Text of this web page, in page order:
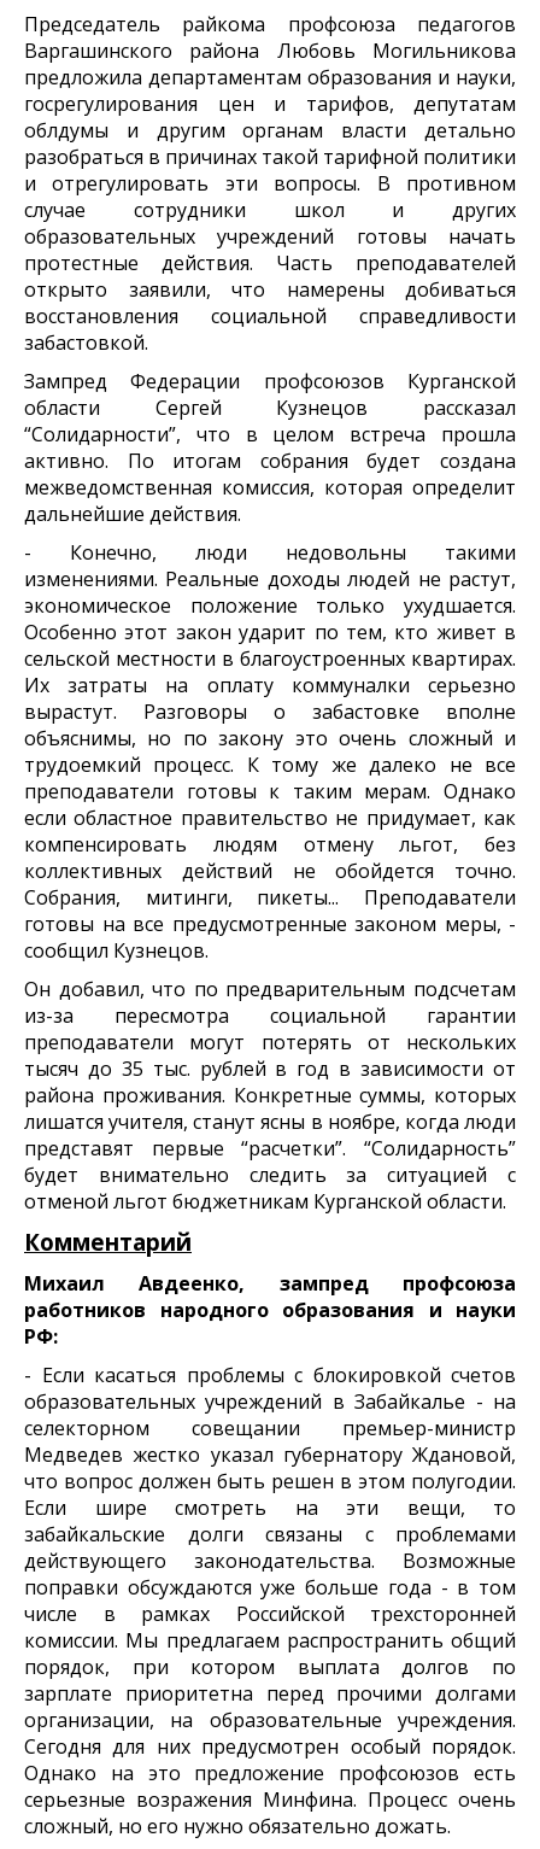
Председатель райкома профсоюза педагогов
Варгашинского района Любовь Могильникова
предложила департаментам образования и науки,
госрегулирования цен и тарифов, депутатам
облдумы и другим органам власти детально
разобраться в причинах такой тарифной политики
и отрегулировать эти вопросы. В противном
случае сотрудники школ и других
образовательных учреждений готовы начать
протестные действия. Часть преподавателей
открыто заявили, что намерены добиваться
восстановления социальной справедливости
забастовкой.
Зампред Федерации профсоюзов Курганской
области Сергей Кузнецов рассказал
“Солидарности”, что в целом встреча прошла
активно. По итогам собрания будет создана
межведомственная комиссия, которая определит
дальнейшие действия.
- Конечно, люди недовольны такими
изменениями. Реальные доходы людей не растут,
экономическое положение только ухудшается.
Особенно этот закон ударит по тем, кто живет в
сельской местности в благоустроенных квартирах.
Их затраты на оплату коммуналки серьезно
вырастут. Разговоры о забастовке вполне
объяснимы, но по закону это очень сложный и
трудоемкий процесс. К тому же далеко не все
преподаватели готовы к таким мерам. Однако
если областное правительство не придумает, как
компенсировать людям отмену льгот, без
коллективных действий не обойдется точно.
Собрания, митинги, пикеты... Преподаватели
готовы на все предусмотренные законом меры, -
сообщил Кузнецов.
Он добавил, что по предварительным подсчетам
из-за пересмотра социальной гарантии
преподаватели могут потерять от нескольких
тысяч до 35 тыс. рублей в год в зависимости от
района проживания. Конкретные суммы, которых
лишатся учителя, станут ясны в ноябре, когда люди
представят первые “расчетки”. “Солидарность”
будет внимательно следить за ситуацией с
отменой льгот бюджетникам Курганской области.
Комментарий
Михаил Авдеенко, зампред профсоюза
работников народного образования и науки
РФ:
- Если касаться проблемы с блокировкой счетов
образовательных учреждений в Забайкалье - на
селекторном совещании премьер-министр
Медведев жестко указал губернатору Ждановой,
что вопрос должен быть решен в этом полугодии.
Если шире смотреть на эти вещи, то
забайкальские долги связаны с проблемами
действующего законодательства. Возможные
поправки обсуждаются уже больше года - в том
числе в рамках Российской трехсторонней
комиссии. Мы предлагаем распространить общий
порядок, при котором выплата долгов по
зарплате приоритетна перед прочими долгами
организации, на образовательные учреждения.
Сегодня для них предусмотрен особый порядок.
Однако на это предложение профсоюзов есть
серьезные возражения Минфина. Процесс очень
сложный, но его нужно обязательно дожать.